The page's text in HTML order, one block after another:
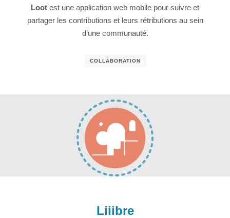
Loot est une application web mobile pour suivre et
partager les contributions et leurs rétributions au sein
d’une communauté.
COLLABORATION
Liiibre